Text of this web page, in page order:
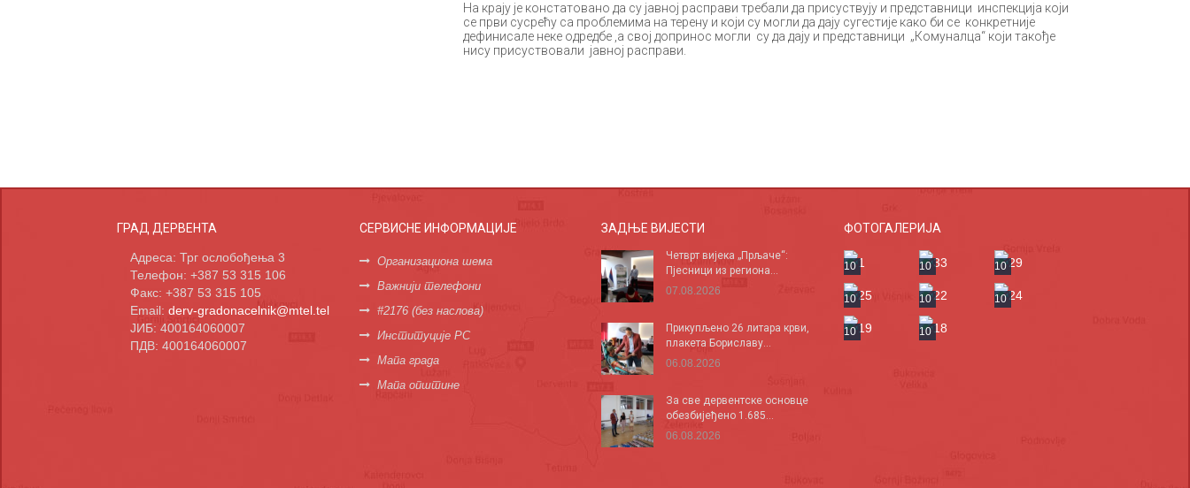
На крају је констатовано да су јавној расправи требали да присуствују и представници инспекција који
се први сусрећу са проблемима на терену и који су могли да дају сугестије како би се конкретније
дефинисале неке одредбе ,а свој допринос могли су да дају и представници „Комуналца“ који такође
нису присуствовали јавној расправи.
ГРАД ДЕРВЕНТА
Адреса: Трг ослобођења 3
Телефон: +387 53 315 106
Факс: +387 53 315 105
Email: derv-gradonacelnik@mtel.tel
ЈИБ: 400164060007
ПДВ: 400164060007
СЕРВИСНЕ ИНФОРМАЦИЈЕ
Организациона шема
Важнији телефони
#2176 (без наслова)
Институције РС
Мапа града
Мапа општине
ЗАДЊЕ ВИЈЕСТИ
Четврт вијека „Прљаче“:
Пјесници из региона...
07.08.2026
Прикупљено 26 литара крви,
плакета Бориславу...
06.08.2026
За све дервентске основце
обезбијеђено 1.685...
06.08.2026
ФОТОГАЛЕРИЈА
10 10 10
10 10 10
10 10